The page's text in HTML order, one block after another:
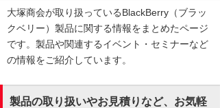
大塚商会が取り扱っているBlackBerry（ブラッ
クベリー）製品に関する情報をまとめたページ
です。製品や関連するイベント・セミナーなど
の情報をご紹介しています。
製品の取り扱いやお見積りなど、お気軽